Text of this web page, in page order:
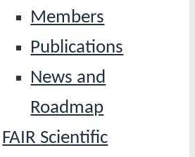
Members
Publications
News and
Roadmap
FAIR Scientific